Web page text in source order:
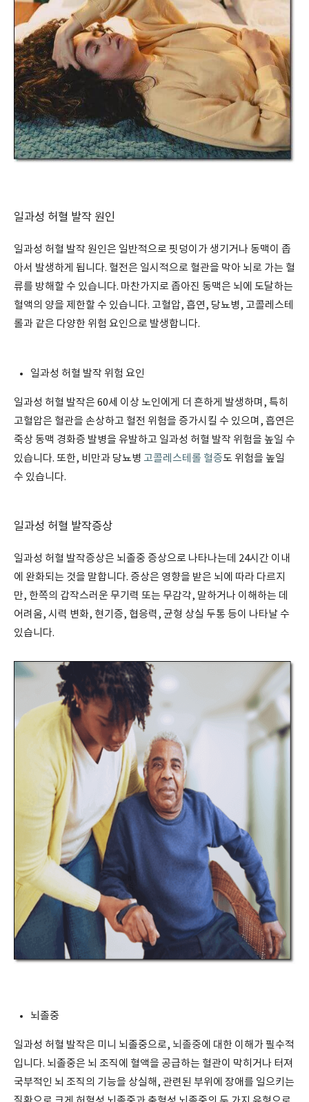
일과성 허혈 발작 원인
일과성 허혈 발작 원인은 일반적으로 핏덩이가 생기거나 동맥이 좁
아서 발생하게 됩니다. 혈전은 일시적으로 혈관을 막아 뇌로 가는 혈
류를 방해할 수 있습니다. 마찬가지로 좁아진 동맥은 뇌에 도달하는
혈액의 양을 제한할 수 있습니다. 고혈압, 흡연, 당뇨병, 고콜레스테
롤과 같은 다양한 위험 요인으로 발생합니다.
일과성 허혈 발작 위험 요인
일과성 허혈 발작은 60세 이상 노인에게 더 흔하게 발생하며, 특히
고혈압은 혈관을 손상하고 혈전 위험을 증가시킬 수 있으며, 흡연은
죽상 동맥 경화증 발병을 유발하고 일과성 허혈 발작 위험을 높일 수
있습니다. 또한, 비만과 당뇨병 고콜레스테롤 혈증도 위험을 높일
수 있습니다.
일과성 허혈 발작증상
일과성 허혈 발작증상은 뇌졸중 증상으로 나타나는데 24시간 이내
에 완화되는 것을 말합니다. 증상은 영향을 받은 뇌에 따라 다르지
만, 한쪽의 갑작스러운 무기력 또는 무감각, 말하거나 이해하는 데
어려움, 시력 변화, 현기증, 협응력, 균형 상실 두통 등이 나타날 수
있습니다.
뇌졸중
일과성 허혈 발작은 미니 뇌졸중으로, 뇌졸중에 대한 이해가 필수적
입니다. 뇌졸중은 뇌 조직에 혈액을 공급하는 혈관이 막히거나 터져
국부적인 뇌 조직의 기능을 상실해, 관련된 부위에 장애를 일으키는